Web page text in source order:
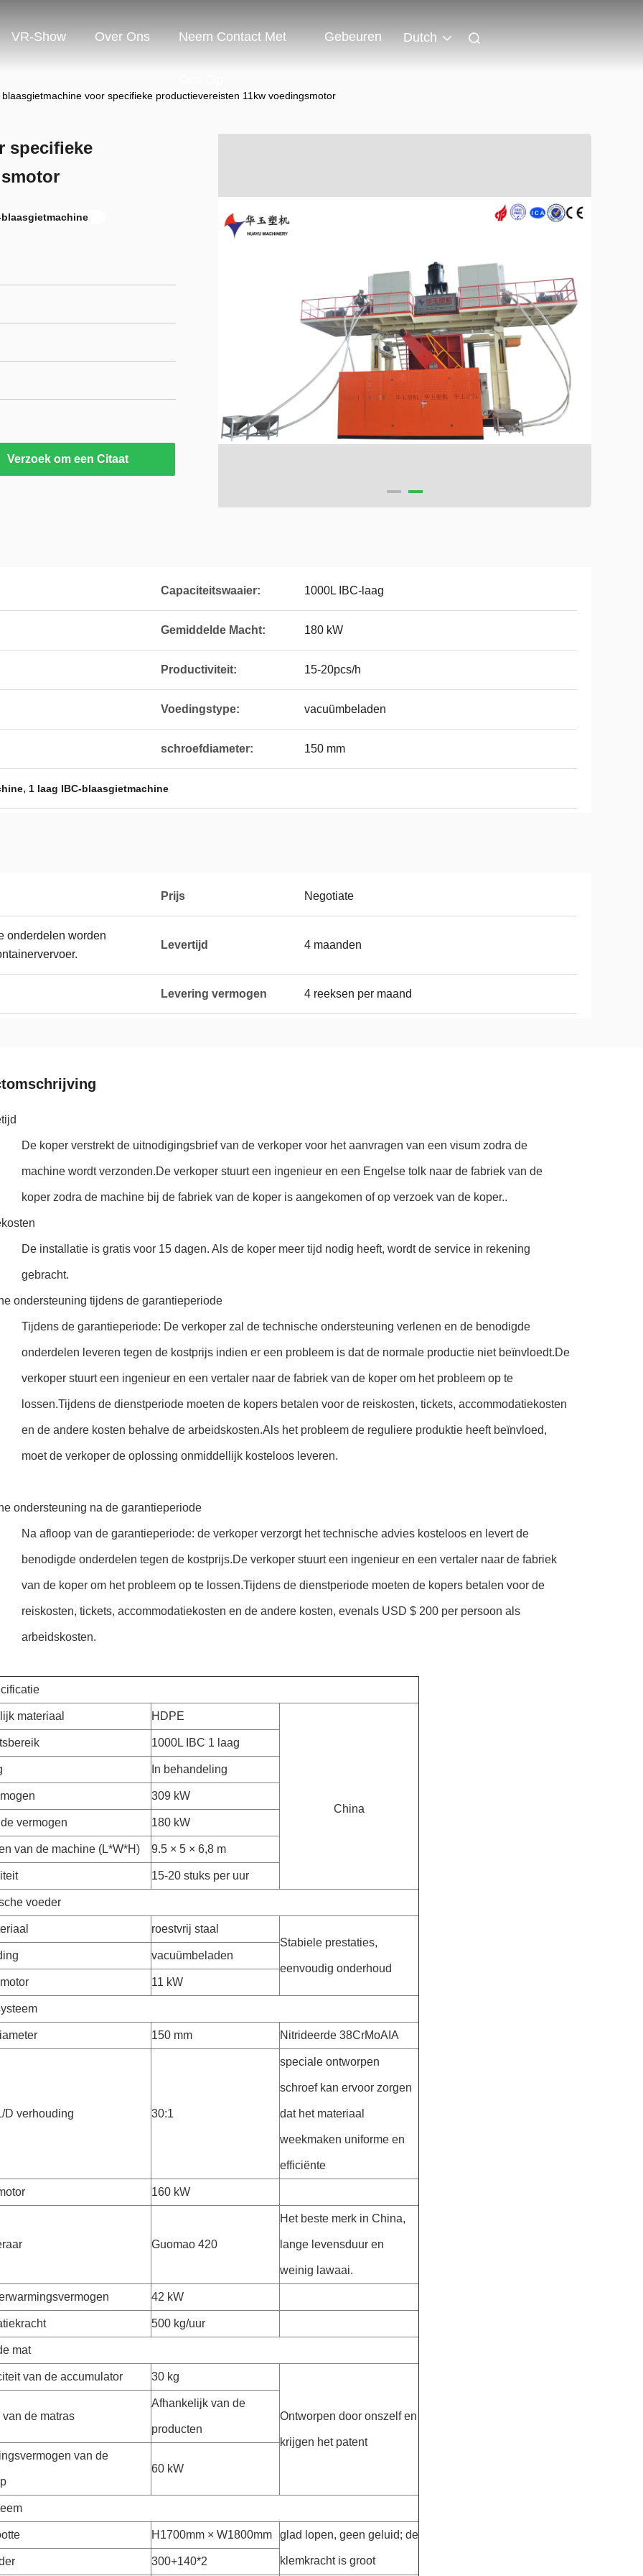
VR-Show Over Ons Neem Contact Met Gebeuren Dutch
blaasgietmachine voor specifieke productievereisten 11kw voedingsmotor
specifieke
blaasgietmachine
Verzoek om een Citaat
Capaciteitswaaier: 1000L IBC-laag
Gemiddelde Macht: 180 kW
Productiviteit: 15-20pcs/h
Voedingstype: vacuümbeladen
schroefdiameter: 150 mm
, 1 laag IBC-blaasgietmachine
Prijs Negotiate
onderdelen worden
Levertijd 4 maanden
Levering vermogen 4 reeksen per maand
De koper verstrekt de uitnodigingsbrief van de verkoper voor het aanvragen van een visum zodra de
machine wordt verzonden.De verkoper stuurt een ingenieur en een Engelse tolk naar de fabriek van de
koper zodra de machine bij de fabriek van de koper is aangekomen of op verzoek van de koper..
De installatie is gratis voor 15 dagen. Als de koper meer tijd nodig heeft, wordt de service in rekening
gebracht.
ondersteuning tijdens de garantieperiode
Tijdens de garantieperiode: De verkoper zal de technische ondersteuning verlenen en de benodigde
onderdelen leveren tegen de kostprijs indien er een probleem is dat de normale productie niet beïnvloedt.De
verkoper stuurt een ingenieur en een vertaler naar de fabriek van de koper om het probleem op te
lossen.Tijdens de dienstperiode moeten de kopers betalen voor de reiskosten, tickets, accommodatiekosten
en de andere kosten behalve de arbeidskosten.Als het probleem de reguliere produktie heeft beïnvloed,
moet de verkoper de oplossing onmiddellijk kosteloos leveren.
ondersteuning na de garantieperiode
Na afloop van de garantieperiode: de verkoper verzorgt het technische advies kosteloos en levert de
benodigde onderdelen tegen de kostprijs.De verkoper stuurt een ingenieur en een vertaler naar de fabriek
van de koper om het probleem op te lossen.Tijdens de dienstperiode moeten de kopers betalen voor de
reiskosten, tickets, accommodatiekosten en de andere kosten, evenals USD $ 200 per persoon als
arbeidskosten.
materiaal HDPE
China
1000L IBC 1 laag
In behandeling
309 kW
vermogen 180 kW
van de machine (L*W*H) 9.5 × 5 × 6,8 m
15-20 stuks per uur
voeder
roestvrij staal
Stabiele prestaties,
eenvoudig onderhoud
vacuümbeladen
11 kW
150 mm Nitrideerde 38CrMoAIA
D verhouding 30:1
speciale ontworpen
schroef kan ervoor zorgen
dat het materiaal
weekmaken uniforme en
efficiënte
160 kW
Guomao 420
Het beste merk in China,
lange levensduur en
weinig lawaai.
42 kW
500 kg/uur
mat
van de accumulator 30 kg
Ontworpen door onszelf en
krijgen het patent
van de matras
Afhankelijk van de
producten
van de
60 kW
H1700mm × W1800mm glad lopen, geen geluid; de
klemkracht is groot
300+140*2